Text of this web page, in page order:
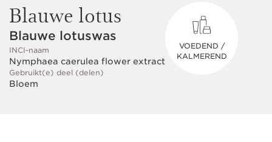
Blauwe lotus
Blauwe lotuswas
INCI-naam
Nymphaea caerulea flower extract
Gebruikt(e) deel (delen)
Bloem
VOEDEND /
KALMEREND